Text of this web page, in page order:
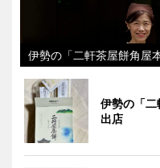
伊勢の「二軒茶屋餅角屋
伊勢の「
出店